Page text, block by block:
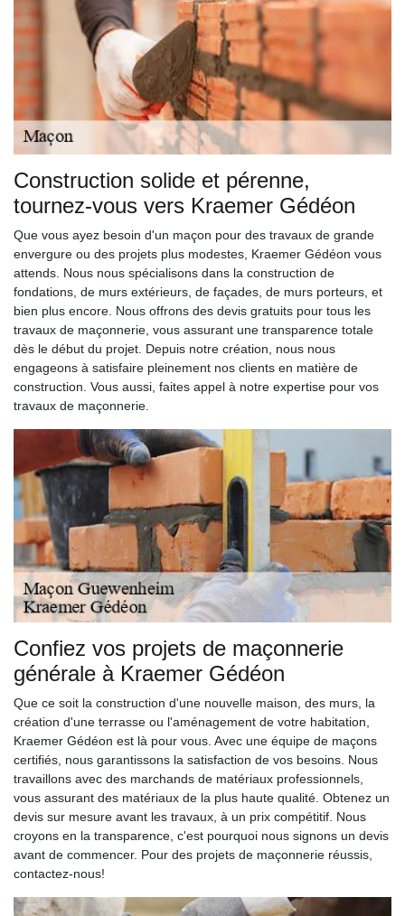
Construction solide et pérenne,
tournez-vous vers Kraemer Gédéon
Que vous ayez besoin d'un maçon pour des travaux de grande
envergure ou des projets plus modestes, Kraemer Gédéon vous
attends. Nous nous spécialisons dans la construction de
fondations, de murs extérieurs, de façades, de murs porteurs, et
bien plus encore. Nous offrons des devis gratuits pour tous les
travaux de maçonnerie, vous assurant une transparence totale
dès le début du projet. Depuis notre création, nous nous
engageons à satisfaire pleinement nos clients en matière de
construction. Vous aussi, faites appel à notre expertise pour vos
travaux de maçonnerie.
Confiez vos projets de maçonnerie
générale à Kraemer Gédéon
Que ce soit la construction d'une nouvelle maison, des murs, la
création d'une terrasse ou l'aménagement de votre habitation,
Kraemer Gédéon est là pour vous. Avec une équipe de maçons
certifiés, nous garantissons la satisfaction de vos besoins. Nous
travaillons avec des marchands de matériaux professionnels,
vous assurant des matériaux de la plus haute qualité. Obtenez un
devis sur mesure avant les travaux, à un prix compétitif. Nous
croyons en la transparence, c'est pourquoi nous signons un devis
avant de commencer. Pour des projets de maçonnerie réussis,
contactez-nous!